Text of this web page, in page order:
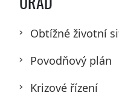
Obtížné životní
Povodňový plán
Krizové řízení